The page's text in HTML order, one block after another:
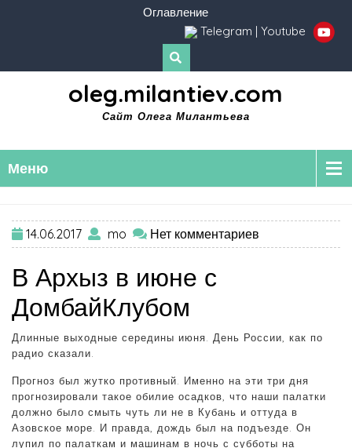
Оглавление
Telegram | Youtube
oleg.milantiev.com
Сайт Олега Милантьева
Меню
14.06.2017 mo Нет комментариев
В Архыз в июне с
ДомбайКлубом
Длинные выходные середины июня. День России, как по
радио сказали.
Прогноз был жутко противный. Именно на эти три дня
прогнозировали такое обилие осадков, что наши палатки
должно было смыть чуть ли не в Кубань и оттуда в
Азовское море. И правда, дождь был на подъезде. Он
лупил по палаткам и машинам в ночь с субботы на